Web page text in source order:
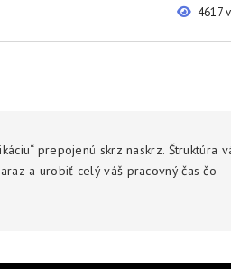
4617
prepojenú skrz naskrz. Štruktúra
a urobiť celý váš pracovný čas čo